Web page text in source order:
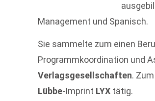
Management und Spanisch.
Sie sammelte zum einen
Programmkoordination und
Verlagsgesellschaften.
Lübbe-Imprint LYX tätig.